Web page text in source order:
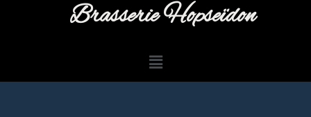
Brasserie Hopseïdon